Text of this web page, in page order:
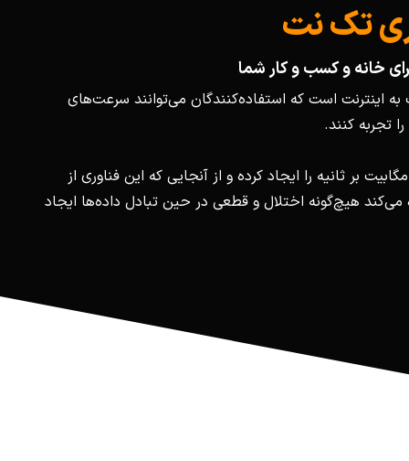
تک نت
خانه و کسب و کار شما
به اینترنت است که استفاده‌کنندگان می‌توانند سرعت‌های
تجربه کنند.
بر ثانیه را ایجاد کرده و از آنجایی که این فناوری از
می‌کند هیچ‌گونه اختلال و قطعی در حین تبادل داده‌ها ایجاد